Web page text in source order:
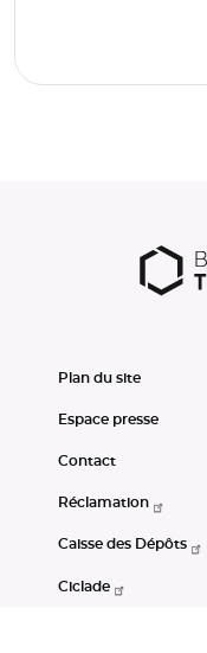
Plan du site
Espace presse
Contact
Réclamation
Caisse des Dépôts
Ciclade